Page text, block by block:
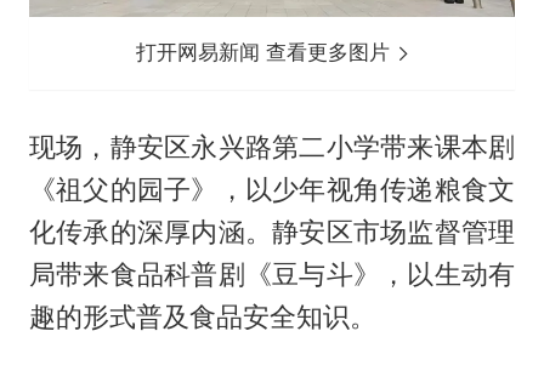
打开网易新闻 查看更多图片
现场，静安区永兴路第二小学带来课本剧
《祖父的园子》，以少年视角传递粮食文
化传承的深厚内涵。静安区市场监督管理
局带来食品科普剧《豆与斗》，以生动有
趣的形式普及食品安全知识。